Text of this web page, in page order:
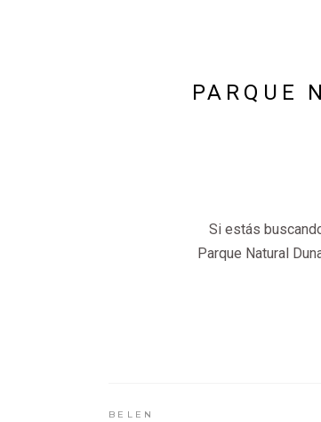
PARQUE
Si estás
Parque Natural
BELEN